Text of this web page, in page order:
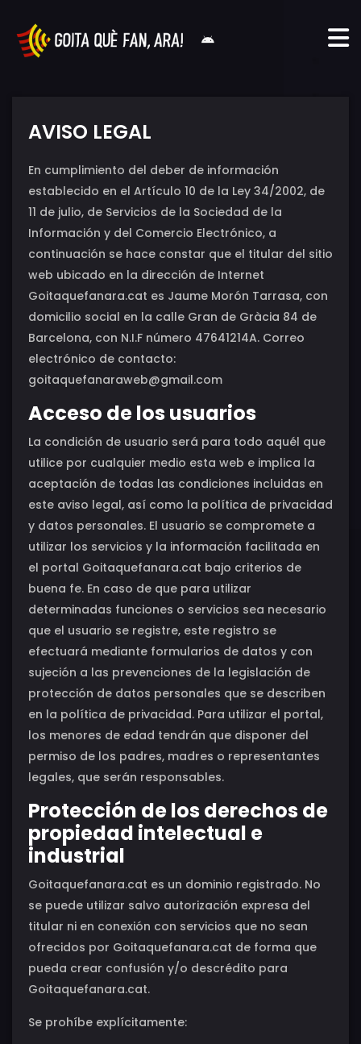
AVISO LEGAL
En cumplimiento del deber de información
establecido en el Artículo 10 de la Ley 34/2002, de
11 de julio, de Servicios de la Sociedad de la
Información y del Comercio Electrónico, a
continuación se hace constar que el titular del sitio
web ubicado en la dirección de Internet
Goitaquefanara.cat es Jaume Morón Tarrasa, con
domicilio social en la calle Gran de Gràcia 84 de
Barcelona, con N.I.F número 47641214A. Correo
electrónico de contacto:
goitaquefanaraweb@gmail.com
Acceso de los usuarios
La condición de usuario será para todo aquél que
utilice por cualquier medio esta web e implica la
aceptación de todas las condiciones incluidas en
este aviso legal, así como la política de privacidad
y datos personales. El usuario se compromete a
utilizar los servicios y la información facilitada en
el portal Goitaquefanara.cat bajo criterios de
buena fe. En caso de que para utilizar
determinadas funciones o servicios sea necesario
que el usuario se registre, este registro se
efectuará mediante formularios de datos y con
sujeción a las prevenciones de la legislación de
protección de datos personales que se describen
en la política de privacidad. Para utilizar el portal,
los menores de edad tendrán que disponer del
permiso de los padres, madres o representantes
legales, que serán responsables.
Protección de los derechos de
propiedad intelectual e
industrial
Goitaquefanara.cat es un dominio registrado. No
se puede utilizar salvo autorización expresa del
titular ni en conexión con servicios que no sean
ofrecidos por Goitaquefanara.cat de forma que
pueda crear confusión y/o descrédito para
Goitaquefanara.cat.
Se prohíbe explícitamente: